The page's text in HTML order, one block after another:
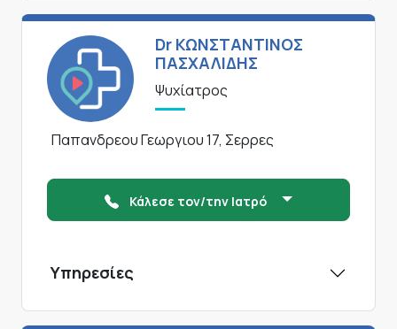
Dr ΚΩΝΣΤΑΝΤΙΝΟΣ
ΠΑΣΧΑΛΙΔΗΣ
Ψυχίατρος
Παπανδρεου Γεωργιου 17, Σερρες
Κάλεσε τον/την Ιατρό
Υπηρεσίες